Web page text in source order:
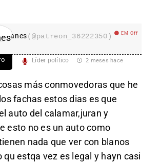
(@patreon_36222350) EM Off
Líder político 2 meses hace
más conmovedoras que he
fachas estos dias es que
auto del calamar,juran y
esto no es un auto como
nada que ver con blanos
qu estqa vez es legal y hayn casi